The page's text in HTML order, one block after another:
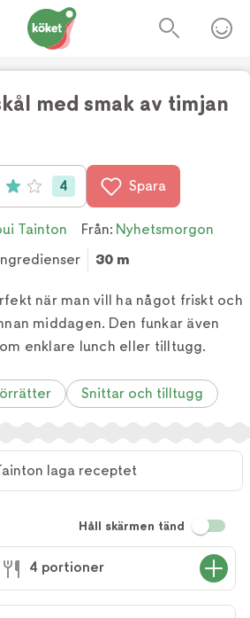
med smak av timjan
5 (4 röster)
4 Spara
Tainton Från: Nyhetsmorgon
30 m
när man vill ha något friskt och
middagen. Den funkar även
enklare lunch eller tilltugg.
Snittar och tilltugg
laga receptet
Håll skärmen tänd
4 portioner